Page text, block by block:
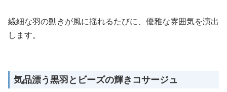
繊細な羽の動きが風に揺れるたびに、優雅な雰囲気を演出
します。
気品漂う黒羽とビーズの輝きコサージュ